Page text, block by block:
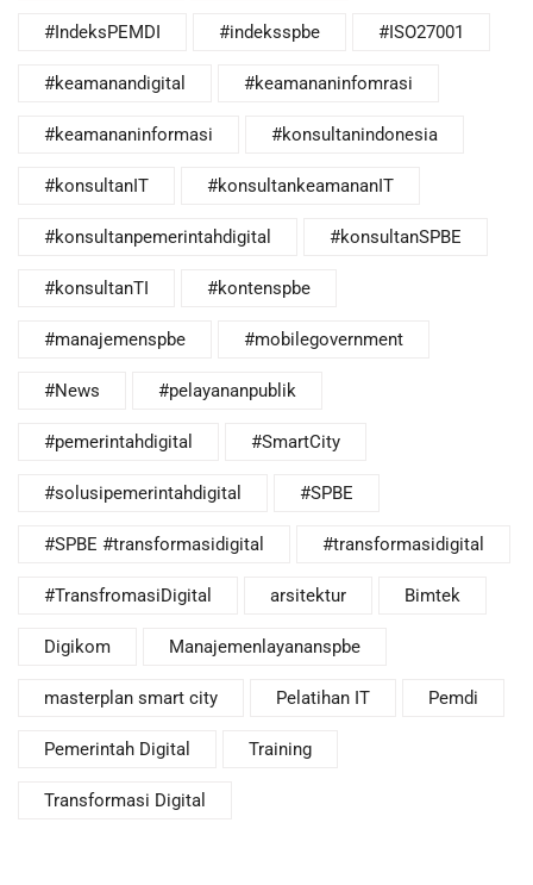
#IndeksPEMDI #indeksspbe #ISO27001
#keamanandigital #keamananinfomrasi
#keamananinformasi #konsultanindonesia
#konsultanIT #konsultankeamananIT
#konsultanpemerintahdigital #konsultanSPBE
#konsultanTI #kontenspbe
#manajemenspbe #mobilegovernment
#News #pelayananpublik
#pemerintahdigital #SmartCity
#solusipemerintahdigital #SPBE
#SPBE #transformasidigital #transformasidigital
#TransfromasiDigital arsitektur Bimtek
Digikom Manajemenlayananspbe
masterplan smart city Pelatihan IT Pemdi
Pemerintah Digital Training
Transformasi Digital